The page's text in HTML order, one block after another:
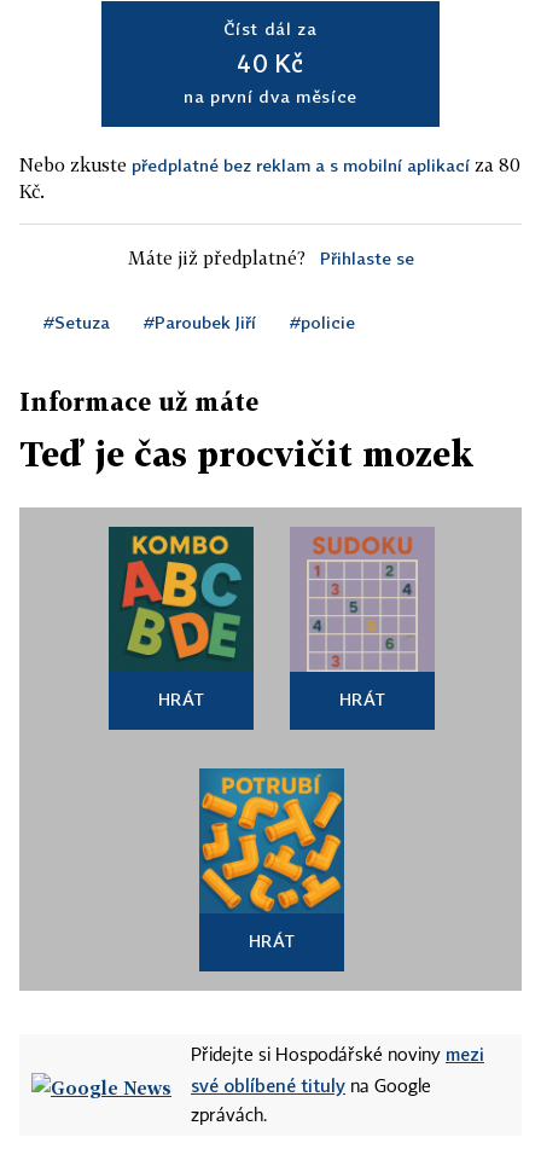
Číst dál za
40 Kč
na první dva měsíce
Nebo zkuste předplatné bez reklam a s mobilní aplikací za 80
Kč.
Máte již předplatné? Přihlaste se
#Setuza #Paroubek Jiří #policie
Informace už máte
Teď je čas procvičit mozek
HRÁT HRÁT
HRÁT
Přidejte si Hospodářské noviny mezi
své oblíbené tituly na Google
zprávách.